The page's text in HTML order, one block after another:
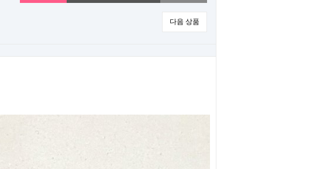
다음 상품